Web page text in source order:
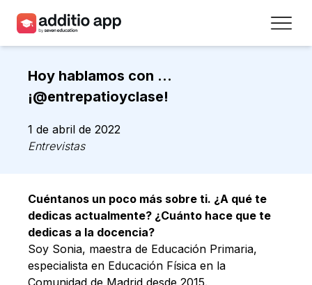
Centros
Recursos
Planes
Acceso
Regístrate
Contacto
Hoy hablamos con …
¡@entrepatioyclase!
1 de abril de 2022
Entrevistas
Cuéntanos un poco más sobre ti. ¿A qué te
dedicas actualmente? ¿Cuánto hace que te
dedicas a la docencia?
Soy Sonia, maestra de Educación Primaria,
especialista en Educación Física en la
Comunidad de Madrid desde 2015.